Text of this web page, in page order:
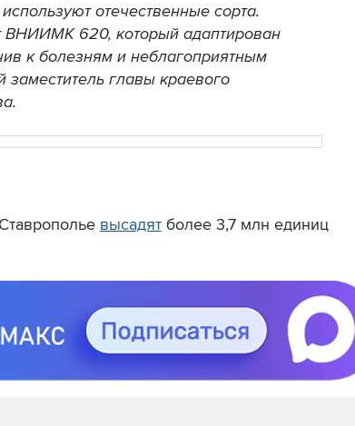
отечественные сорта.
ВНИИМК 620, который адаптирован
к болезням и неблагоприятным
главы краевого
высадят более 3,7 млн единиц